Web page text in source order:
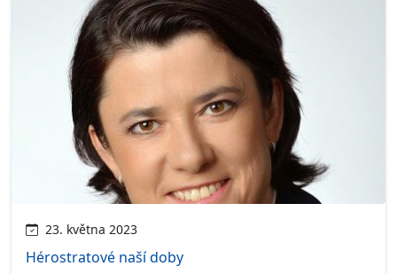
23. května 2023
Hérostratové naší doby